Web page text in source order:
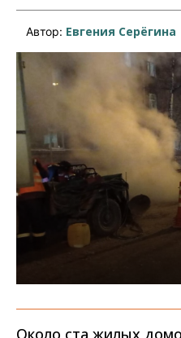
Автор: Евгения Серёгина